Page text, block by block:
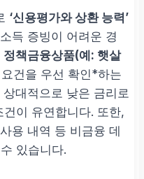
‘신용평가와 상환 능력’
득 증빙이 어려운 경
정책금융상품(예: 햇살
건을 우선 확인*하는
대적으로 낮은 금리로
이 유연합니다. 또한,
용 내역 등 비금융 데
있습니다.